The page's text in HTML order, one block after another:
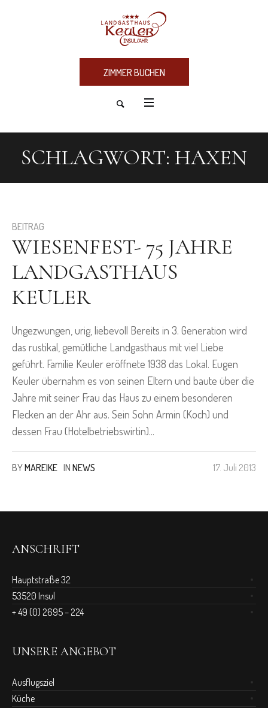
ZIMMER BUCHEN
SCHLAGWORT: HAXEN
BEITRAG
WIESENFEST- 75 JAHRE
LANDGASTHAUS
KEULER
Ungezwungen, urig, liebevoll Bereits in 3. Generation wird
das rustikal, gemütliche Landgasthaus mit viel Liebe
geführt. Familie Keuler eröffnete 1938 das Lokal. Eugen
Keuler übernahm es von seinen Eltern und baute über die
Jahre mit seiner Frau das Haus zu einem besonderen
Flecken an der Ahr aus. Sein Sohn Armin (Koch) und
dessen Frau (Hotelbetriebswirtin)...
17. Juli 2013
BYMAREIKE IN NEWS
ANSCHRIFT
Hauptstraße 32
53520 Insul
+ 49 (0) 2695 – 224
UNSERE ANGEBOT
Ausflugsziel
Küche